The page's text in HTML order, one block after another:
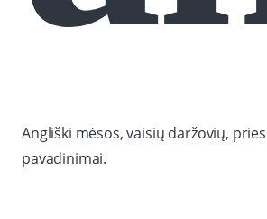
Angliški mėsos, vaisių daržovių,
pavadinimai.